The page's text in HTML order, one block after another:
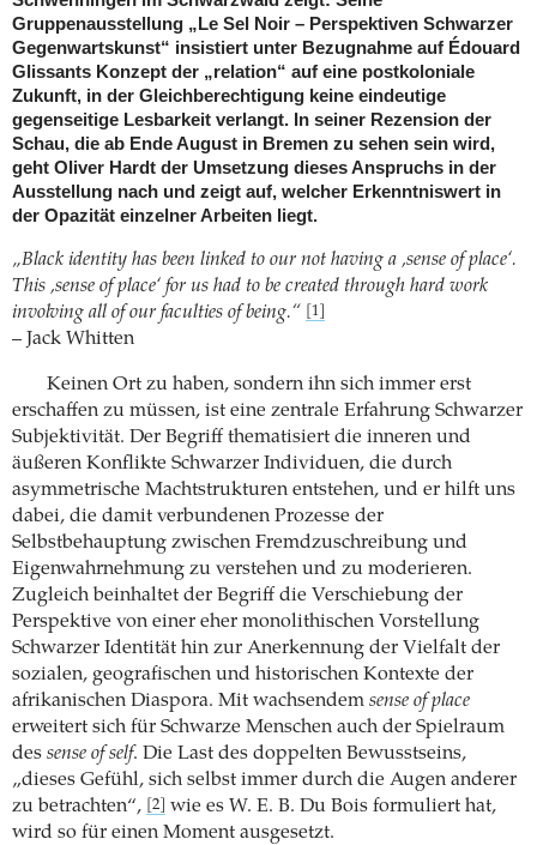
Gruppenausstellung „Le Sel Noir – Perspektiven Schwarzer
Gegenwartskunst“ insistiert unter Bezugnahme auf Édouard
Glissants Konzept der „relation“ auf eine postkoloniale
Zukunft, in der Gleichberechtigung keine eindeutige
gegenseitige Lesbarkeit verlangt. In seiner Rezension der
Schau, die ab Ende August in Bremen zu sehen sein wird,
geht Oliver Hardt der Umsetzung dieses Anspruchs in der
Ausstellung nach und zeigt auf, welcher Erkenntniswert in
der Opazität einzelner Arbeiten liegt.
„Black identity has been linked to our not having a ,sense of place‘.
This ,sense of place‘ for us had to be created through hard work
involving all of our faculties of being.“
[1]
– Jack Whitten
Keinen Ort zu haben, sondern ihn sich immer erst
erschaffen zu müssen, ist eine zentrale Erfahrung Schwarzer
Subjektivität. Der Begriff thematisiert die inneren und
äußeren Konflikte Schwarzer Individuen, die durch
asymmetrische Machtstrukturen entstehen, und er hilft uns
dabei, die damit verbundenen Prozesse der
Selbstbehauptung zwischen Fremdzuschreibung und
Eigenwahrnehmung zu verstehen und zu moderieren.
Zugleich beinhaltet der Begriff die Verschiebung der
Perspektive von einer eher monolithischen Vorstellung
Schwarzer Identität hin zur Anerkennung der Vielfalt der
sozialen, geografischen und historischen Kontexte der
afrikanischen Diaspora. Mit wachsendem sense of place
erweitert sich für Schwarze Menschen auch der Spielraum
des sense of self. Die Last des doppelten Bewusstseins,
„dieses Gefühl, sich selbst immer durch die Augen anderer
zu betrachten“,
[2]
wie es W. E. B. Du Bois formuliert hat,
wird so für einen Moment ausgesetzt.